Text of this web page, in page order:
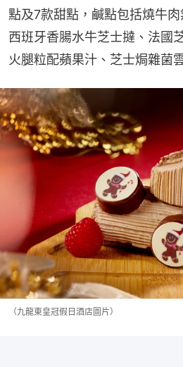
點及7款甜點，鹹點包括燒牛
西班牙香腸水牛芝士撻、法國
火腿粒配蘋果汁、芝士焗雜菌
（九龍東皇冠假日酒店圖片）